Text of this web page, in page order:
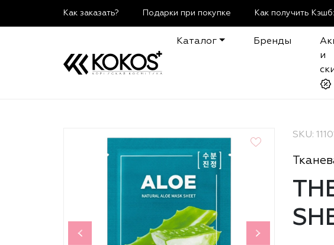
Как заказать? Подарки при покупке Как получить
Каталог Бренды
и
SKU: